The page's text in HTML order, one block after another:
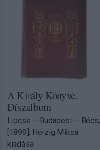
A Király Könyve.
Díszalbum
Lipcse – Budapest – Bécs,
[1899]. Herzig Miksa
kiadása